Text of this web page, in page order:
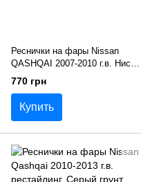
Реснички на фары Nissan
QASHQAI 2007-2010 г.в. Нисан
Кашкай
770 грн
Купить